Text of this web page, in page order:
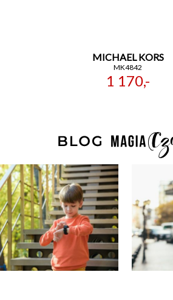
MICHAEL KORS
MK4842
1 170,-